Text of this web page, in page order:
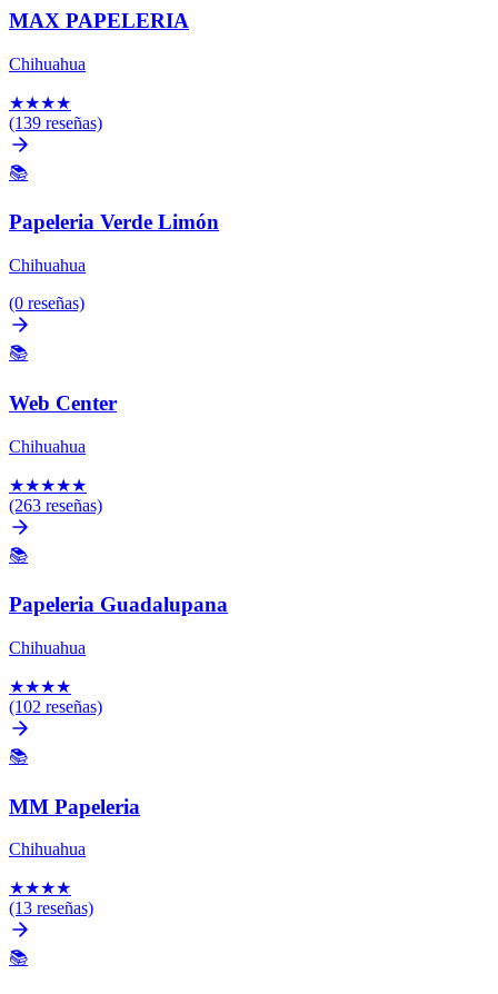
MAX PAPELERIA
Chihuahua
★★★★
(139 reseñas)
📚
Papeleria Verde Limón
Chihuahua
(0 reseñas)
📚
Web Center
Chihuahua
★★★★★
(263 reseñas)
📚
Papeleria Guadalupana
Chihuahua
★★★★
(102 reseñas)
📚
MM Papeleria
Chihuahua
★★★★
(13 reseñas)
📚